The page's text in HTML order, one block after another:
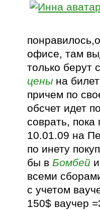
офисе, там
только берут
цены на
причем по
обсчет идет
соврать,
10.01.09 на
по инету
бы вБомбей
всеми
с учетом
150$ ваучер